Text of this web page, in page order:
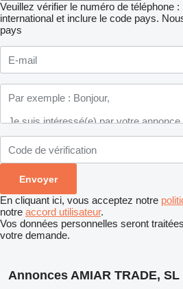
Veuillez vérifier le numéro de téléphone
international et inclure le code pays.
pays
En cliquant ici, vous acceptez notre
notre accord utilisateur.
Vos données personnelles seront
votre demande.
Annonces AMIAR TRADE, SL